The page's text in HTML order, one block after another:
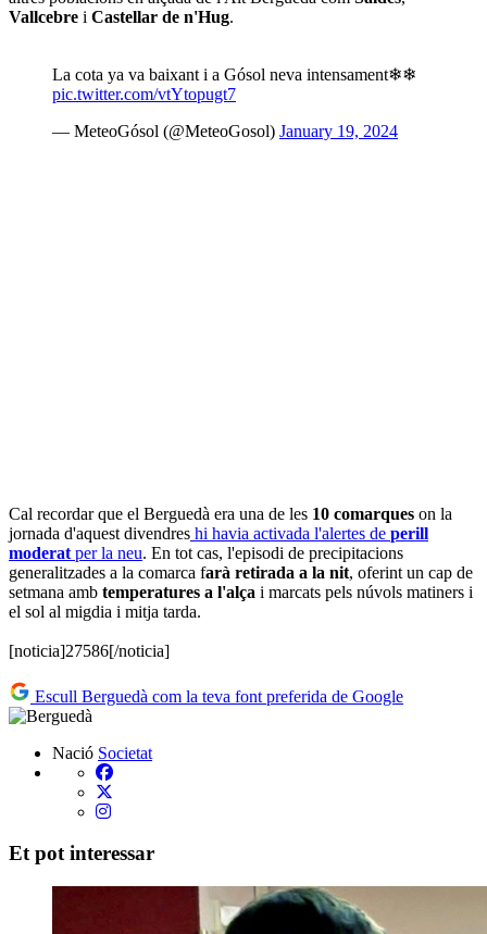
Vallcebre i Castellar de n'Hug.
La cota ya va baixant i a Gósol neva intensament❄❄
pic.twitter.com/vtYtopugt7
— MeteoGósol (@MeteoGosol) January 19, 2024
Cal recordar que el Berguedà era una de les 10 comarques on la
jornada d'aquest divendres hi havia activada l'alertes de perill
moderat per la neu. En tot cas, l'episodi de precipitacions
generalitzades a la comarca farà retirada a la nit, oferint un cap de
setmana amb temperatures a l'alça i marcats pels núvols matiners i
el sol al migdia i mitja tarda.
[noticia]27586[/noticia]
Escull Berguedà com la teva font preferida de Google
Nació Societat
Et pot interessar